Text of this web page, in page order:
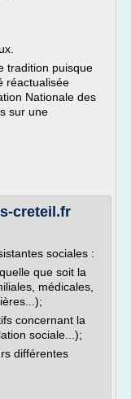
tradition puisque
réactualisée
Nationale des
sur une
creteil.fr
sociales :
que soit la
médicales,
concernant la
sociale...);
différentes